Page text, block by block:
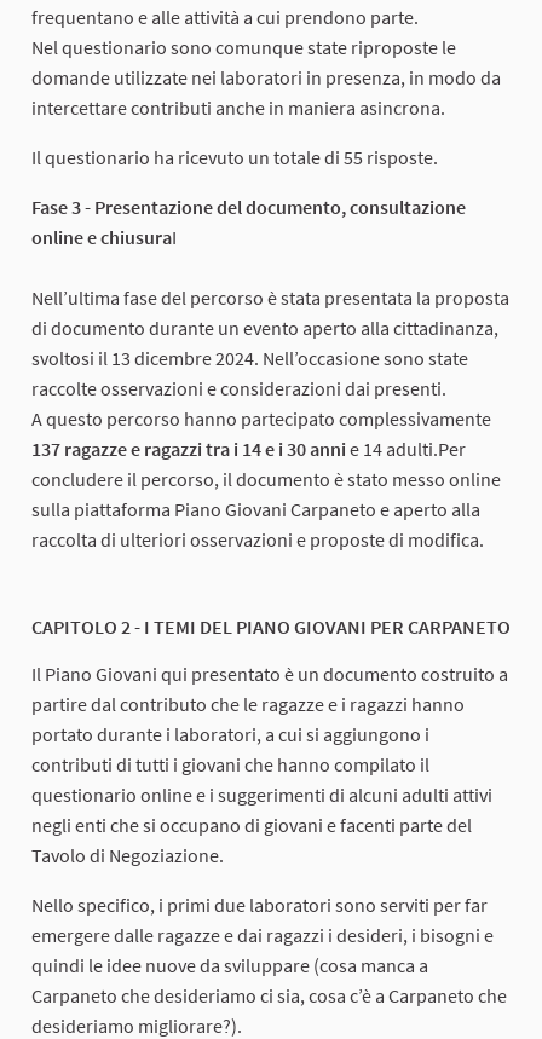
frequentano e alle attività a cui prendono parte.
Nel questionario sono comunque state riproposte le
domande utilizzate nei laboratori in presenza, in modo da
intercettare contributi anche in maniera asincrona.
Il questionario ha ricevuto un totale di 55 risposte.
Fase 3 - Presentazione del documento, consultazione
online e chiusuraI
Nell’ultima fase del percorso è stata presentata la proposta
di documento durante un evento aperto alla cittadinanza,
svoltosi il 13 dicembre 2024. Nell’occasione sono state
raccolte osservazioni e considerazioni dai presenti.
A questo percorso hanno partecipato complessivamente
137 ragazze e ragazzi tra i 14 e i 30 anni e 14 adulti.Per
concludere il percorso, il documento è stato messo online
sulla piattaforma Piano Giovani Carpaneto e aperto alla
raccolta di ulteriori osservazioni e proposte di modifica.
CAPITOLO 2 - I TEMI DEL PIANO GIOVANI PER CARPANETO
Il Piano Giovani qui presentato è un documento costruito a
partire dal contributo che le ragazze e i ragazzi hanno
portato durante i laboratori, a cui si aggiungono i
contributi di tutti i giovani che hanno compilato il
questionario online e i suggerimenti di alcuni adulti attivi
negli enti che si occupano di giovani e facenti parte del
Tavolo di Negoziazione.
Nello specifico, i primi due laboratori sono serviti per far
emergere dalle ragazze e dai ragazzi i desideri, i bisogni e
quindi le idee nuove da sviluppare (cosa manca a
Carpaneto che desideriamo ci sia, cosa c’è a Carpaneto che
desideriamo migliorare?).